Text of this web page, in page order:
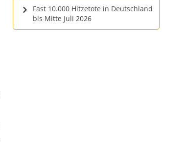
Fast 10.000 Hitzetote in Deutschland
bis Mitte Juli 2026